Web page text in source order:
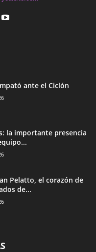
ante el Ciclón
la importante presencia
Pelatto, el corazón de
de...